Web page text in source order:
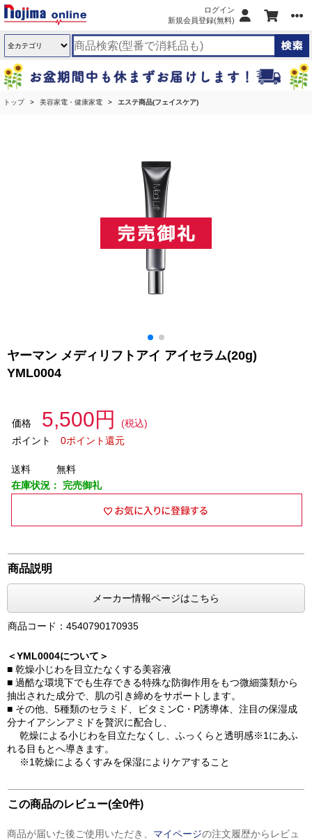
ログイン
新規会員登録(無料)
トップ 美容家電・健康家電 エステ商品(フェイスケア)
ヤーマン メディリフトアイ アイセラム(20g)
YML0004
価格 5,500円
(税込)
ポイント
0ポイント還元
送料
無料
在庫状況： 完売御礼
商品説明
メーカー情報ページはこちら
商品コード：4540790170935
＜YML0004について＞
■ 乾燥小じわを目立たなくする美容液
■ 過酷な環境下でも生存できる特殊な防御作用をもつ微細藻類から
抽出された成分で、肌の引き締めをサポートします。
■ その他、5種類のセラミド、ビタミンC・P誘導体、注目の保湿成
分ナイアシンアミドを贅沢に配合し、
乾燥による小じわを目立たなくし、ふっくらと透明感※1にあふ
れる目もとへ導きます。
※1乾燥によるくすみを保湿によりケアすること
この商品のレビュー(全0件)
商品が届いた後ご使用いただき、 マイページの注文履歴からレビュ